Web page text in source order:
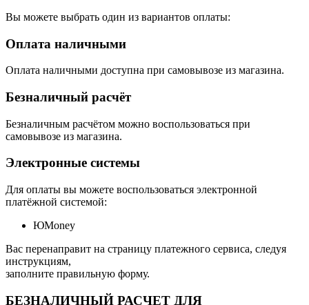
Вы можете выбрать один из вариантов оплаты:
Оплата наличными
Оплата наличными доступна при самовывозе из магазина.
Безналичный расчёт
Безналичным расчётом можно воспользоваться при
самовывозе из магазина.
Электронные системы
Для оплаты вы можете воспользоваться электронной
платёжной системой:
ЮMoney
Вас перенаправит на страницу платежного сервиса, следуя
инструкциям,
заполните правильную форму.
БЕЗНАЛИЧНЫЙ РАСЧЕТ ДЛЯ